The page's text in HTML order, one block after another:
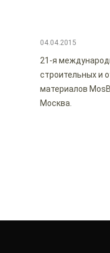
04.04.2015
21-я
строительных и
материалов
Москва.